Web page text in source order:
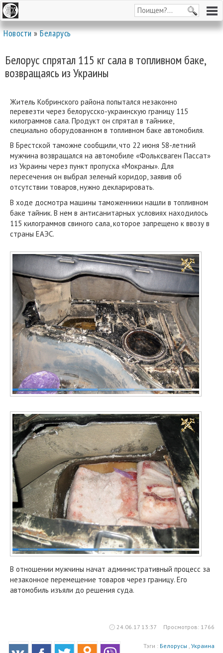
Новости»Беларусь
Белорус спрятал 115 кг сала в топливном баке,
возвращаясь из Украины
Житель Кобринского района попытался незаконно
перевезти через белорусско-украинскую границу 115
килограммов сала. Продукт он спрятал в тайнике,
специально оборудованном в топливном баке автомобиля.
В Брестской таможне сообщили, что 22 июня 58-летний
мужчина возвращался на автомобиле «Фольксваген Пассат»
из Украины через пункт пропуска «Мокраны». Для
пересечения он выбрал зеленый коридор, заявив об
отсутствии товаров, нужно декларировать.
В ходе досмотра машины таможенники нашли в топливном
баке тайник. В нем в антисанитарных условиях находилось
115 килограммов свиного сала, которое запрещено к ввозу в
страны ЕАЭС.
В отношении мужчины начат административный процесс за
незаконное перемещение товаров через границу. Его
автомобиль изъяли до решения суда.
24.06.17 13:37 Просмотров: 1766
Тэги : Белорусы , Украина